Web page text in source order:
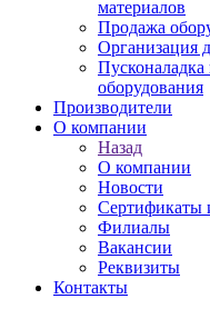
материалов
Продажа
Организация
Пусконаладка
оборудования
Производители
О компании
Назад
О компании
Новости
Сертификаты
Филиалы
Вакансии
Реквизиты
Контакты